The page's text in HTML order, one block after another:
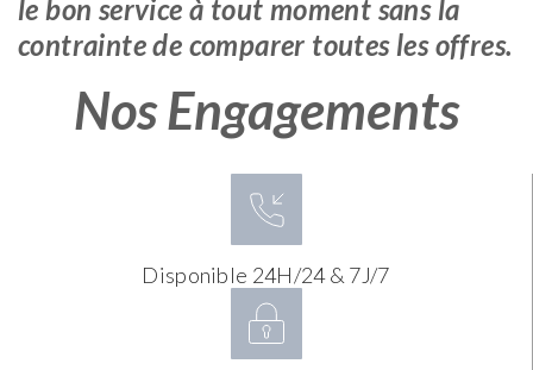
le bon service à tout moment sans la
contrainte de comparer toutes les offres.
Nos Engagements
Disponible 24H/24 & 7J/7